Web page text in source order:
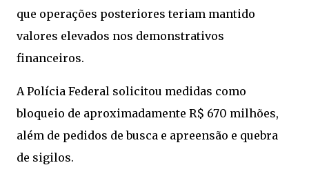
que operações posteriores teriam mantido
valores elevados nos demonstrativos
financeiros.
A Polícia Federal solicitou medidas como
bloqueio de aproximadamente R$ 670 milhões,
além de pedidos de busca e apreensão e quebra
de sigilos.